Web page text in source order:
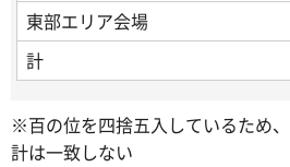
東部エリア会場
計
※百の位を四捨五入しているため
計は一致しない